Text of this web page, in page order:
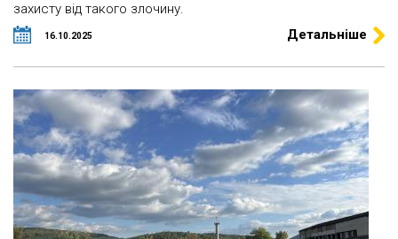
захисту від такого злочину.
16.10.2025 Детальніше